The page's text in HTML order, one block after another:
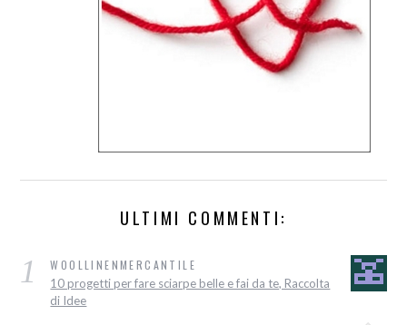
ULTIMI COMMENTI:
1 WOOLLINENMERCANTILE
10 progetti per fare sciarpe belle e fai da te, Raccolta
di Idee